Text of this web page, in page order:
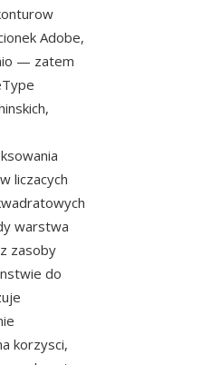
Adobe,
— zatem
liczacych
warstwa
zasoby
do
korzysci,